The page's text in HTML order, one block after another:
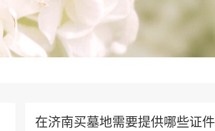
在济南买墓地需要提供哪些证件